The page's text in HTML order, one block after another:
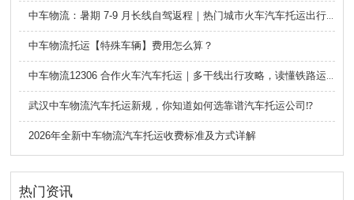
中车物流：暑期 7-9 月长线自驾返程｜热门城市火车汽车托运出行全攻略
中车物流托运【特殊车辆】费用怎么算？
中车物流12306 合作火车汽车托运｜多干线出行攻略，读懂铁路运车的优势与避坑要点
武汉中车物流汽车托运新规，你知道如何选靠谱汽车托运公司⁉️
2026年全新中车物流汽车托运收费标准及方式详解
热门资讯